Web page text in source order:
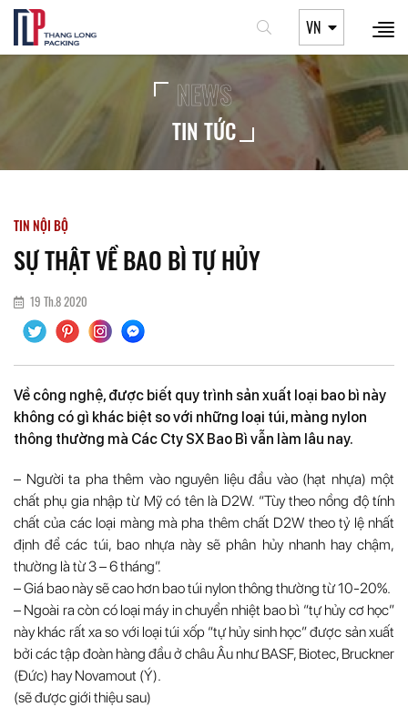
VN
NEWS
TIN TỨC
TIN NỘI BỘ
SỰ THẬT VỀ BAO BÌ TỰ HỦY
19 Th.8 2020
Về công nghệ, được biết quy trình sản xuất loại bao bì này
không có gì khác biệt so với những loại túi, màng nylon
thông thường mà Các Cty SX Bao Bì vẫn làm lâu nay.
– Người ta pha thêm vào nguyên liệu đầu vào (hạt nhựa) một
chất phụ gia nhập từ Mỹ có tên là D2W. “Tùy theo nồng độ tính
chất của các loại màng mà pha thêm chất D2W theo tỷ lệ nhất
định để các túi, bao nhựa này sẽ phân hủy nhanh hay chậm,
thường là từ 3 – 6 tháng”.
– Giá bao này sẽ cao hơn bao túi nylon thông thường từ 10-20%.
– Ngoài ra còn có loại máy in chuyển nhiệt bao bì “tự hủy cơ học”
này khác rất xa so với loại túi xốp “tự hủy sinh học” được sản xuất
bởi các tập đoàn hàng đầu ở châu Âu như BASF, Biotec, Bruckner
(Đức) hay Novamout (Ý).
(sẽ được giới thiệu sau)